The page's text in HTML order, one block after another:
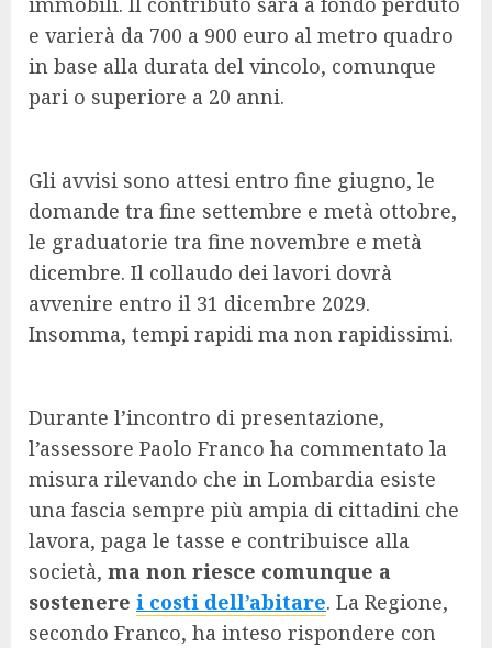
e varierà da 700 a 900 euro al metro quadro
in base alla durata del vincolo, comunque
pari o superiore a 20 anni.
Gli avvisi sono attesi entro fine giugno, le
domande tra fine settembre e metà ottobre,
le graduatorie tra fine novembre e metà
dicembre. Il collaudo dei lavori dovrà
avvenire entro il 31 dicembre 2029.
Insomma, tempi rapidi ma non rapidissimi.
Durante l’incontro di presentazione,
l’assessore Paolo Franco ha commentato la
misura rilevando che in Lombardia esiste
una fascia sempre più ampia di cittadini che
lavora, paga le tasse e contribuisce alla
società, ma non riesce comunque a
sostenere i costi dell’abitare. La Regione,
secondo Franco, ha inteso rispondere con